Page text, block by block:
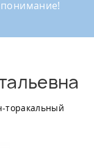
понимание!
торакальный